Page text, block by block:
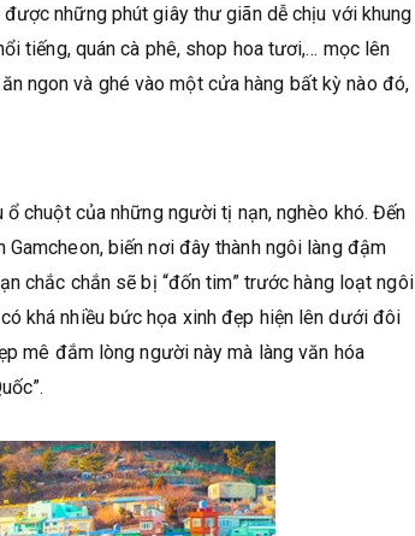
những phút giây thư giãn dễ chịu với khung
tiếng, quán cà phê, shop hoa tươi,… mọc lên
ngon và ghé vào một cửa hàng bất kỳ nào đó,
chuột của những người tị nạn, nghèo khó. Đến
biến nơi đây thành ngôi làng đậm
chắc chắn sẽ bị “đốn tim” trước hàng loạt ngôi
khá nhiều bức họa xinh đẹp hiện lên dưới đôi
mê đắm lòng người này mà làng văn hóa